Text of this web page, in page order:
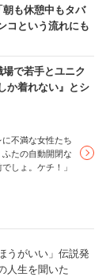
も休憩中もタバ
コという流れにも
で若手とユニク
か着れない』とシ
不満な女性たち
ふたの自動開閉な
しょ。ケチ！」
うがいい」伝説発
人生を聞いた